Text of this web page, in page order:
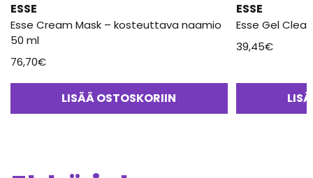
ESSE
Esse Cream Mask – kosteuttava naamio
50 ml
76,70€
LISÄÄ OSTOSKORIIN
ESSE
Esse Gel
39,45€